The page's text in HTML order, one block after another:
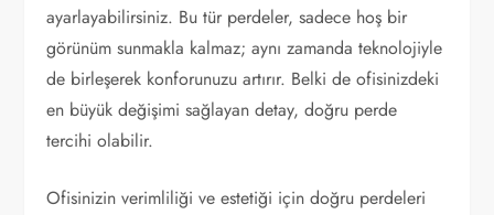
ayarlayabilirsiniz. Bu tür perdeler, sadece hoş bir
görünüm sunmakla kalmaz; aynı zamanda teknolojiyle
de birleşerek konforunuzu artırır. Belki de ofisinizdeki
en büyük değişimi sağlayan detay, doğru perde
tercihi olabilir.
Ofisinizin verimliliği ve estetiği için doğru perdeleri